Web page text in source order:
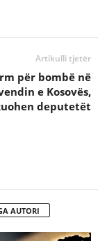
Artikulli tjetër
për bombë në
e Kosovës,
deputetët
AUTORI